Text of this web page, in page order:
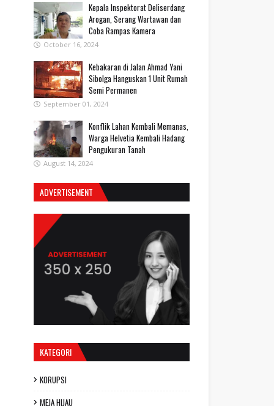
Kepala Inspektorat Deliserdang
Arogan, Serang Wartawan dan
Coba Rampas Kamera
October 16, 2024
Kebakaran di Jalan Ahmad Yani
Sibolga Hanguskan 1 Unit Rumah
Semi Permanen
September 01, 2024
Konflik Lahan Kembali Memanas,
Warga Helvetia Kembali Hadang
Pengukuran Tanah
August 14, 2024
ADVERTISEMENT
KATEGORI
KORUPSI
MEJA HIJAU